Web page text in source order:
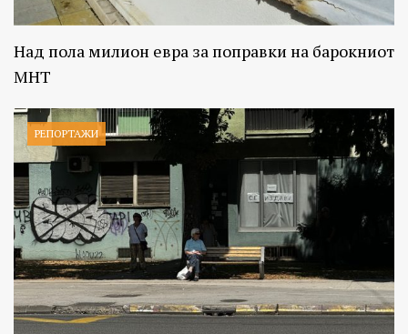
Над пола милион евра за поправки на барокниот
МНТ
РЕПОРТАЖИ